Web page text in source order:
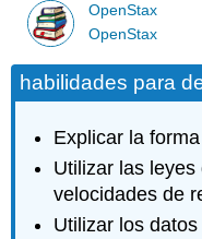
OpenStax
OpenStax
habilidades para
Explicar la
Utilizar las
velocidades de
Utilizar los